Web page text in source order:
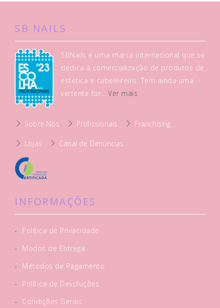
SB NAILS
SBNails é uma marca internacional que se
dedica à comercialização de produtos de
estética e cabeleireiro. Tem ainda uma
vertente for...Ver mais
Sobre Nós Profissionais Franchising
Lojas Canal de Denúncias
INFORMAÇÕES
-
Política de Privacidade
-
Modos de Entrega
-
Métodos de Pagamento
-
Política de Devoluções
-
Condições Gerais